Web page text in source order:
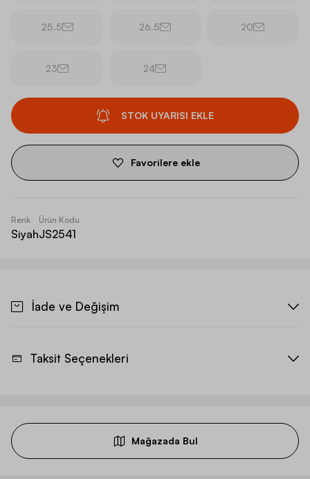
25.5 26.5 20
23 24
STOK UYARISI EKLE
Favorilere ekle
Renk
Siyah
Ürün Kodu
JS2541
İade ve Değişim
Taksit Seçenekleri
Mağazada Bul